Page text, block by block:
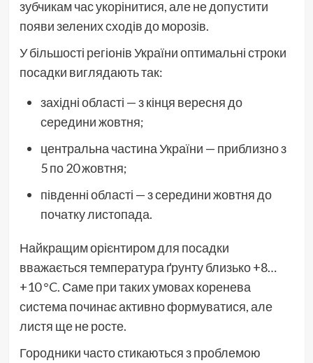
зубчикам час укорінитися, але не допустити
появи зелених сходів до морозів.
У більшості регіонів України оптимальні строки
посадки виглядають так:
західні області — з кінця вересня до
середини жовтня;
центральна частина України — приблизно з
5 по 20 жовтня;
південні області — з середини жовтня до
початку листопада.
Найкращим орієнтиром для посадки
вважається температура ґрунту близько +8…
+10 °C. Саме при таких умовах коренева
система починає активно формуватися, але
листя ще не росте.
Городники часто стикаються з проблемою